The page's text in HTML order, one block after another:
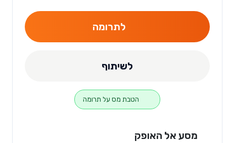
לתרומה
לשיתוף
הטבת מס על תרומה
מסע אל האופק